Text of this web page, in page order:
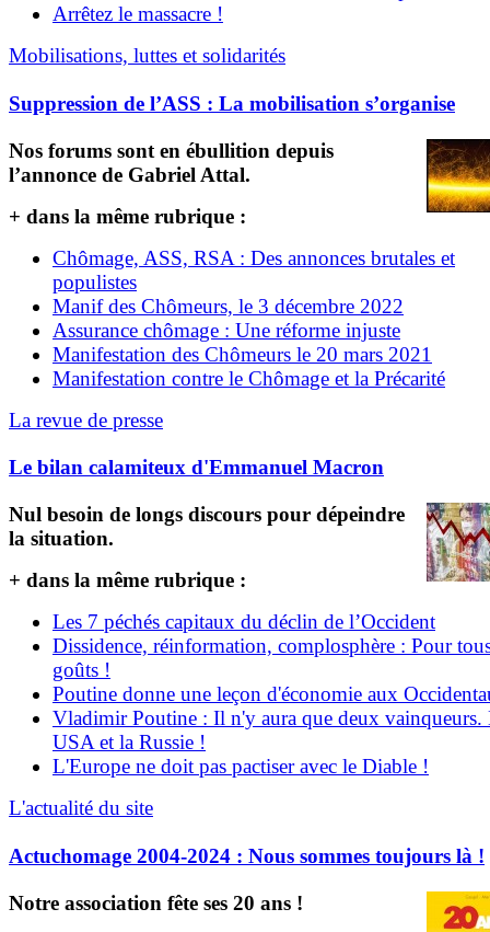
Arrêtez le massacre !
Mobilisations, luttes et solidarités
Suppression de l’ASS : La mobilisation s’organise
Nos forums sont en ébullition depuis
l’annonce de Gabriel Attal.
+ dans la même rubrique :
Chômage, ASS, RSA : Des annonces brutales et
populistes
Manif des Chômeurs, le 3 décembre 2022
Assurance chômage : Une réforme injuste
Manifestation des Chômeurs le 20 mars 2021
Manifestation contre le Chômage et la Précarité
La revue de presse
Le bilan calamiteux d'Emmanuel Macron
Nul besoin de longs discours pour dépeindre
la situation.
+ dans la même rubrique :
Les 7 péchés capitaux du déclin de l’Occident
Dissidence, réinformation, complosphère : Pour
goûts !
Poutine donne une leçon d'économie aux
Vladimir Poutine : Il n'y aura que deux vainqueurs.
USA et la Russie !
L'Europe ne doit pas pactiser avec le Diable !
L'actualité du site
Actuchomage 2004-2024 : Nous sommes toujours là !
Notre association fête ses 20 ans !